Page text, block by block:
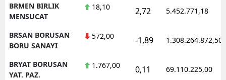
BRMEN BIRLIK
MENSUCAT
18,10 2,72 5.452.771,18
BRSAN BORUSAN
BORU SANAYI
572,00 -1,89 1.308.264.872,50
BRYAT BORUSAN
YAT. PAZ.
1.767,00 0,11 69.110.225,00